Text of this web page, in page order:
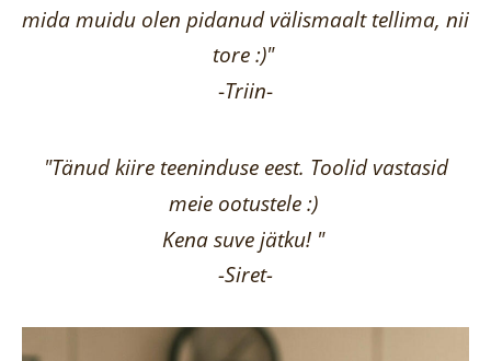
mida muidu olen pidanud välismaalt tellima, nii
tore :)"
-Triin-
"Tänud kiire teeninduse eest. Toolid vastasid
meie ootustele :)
Kena suve jätku! "
-Siret-